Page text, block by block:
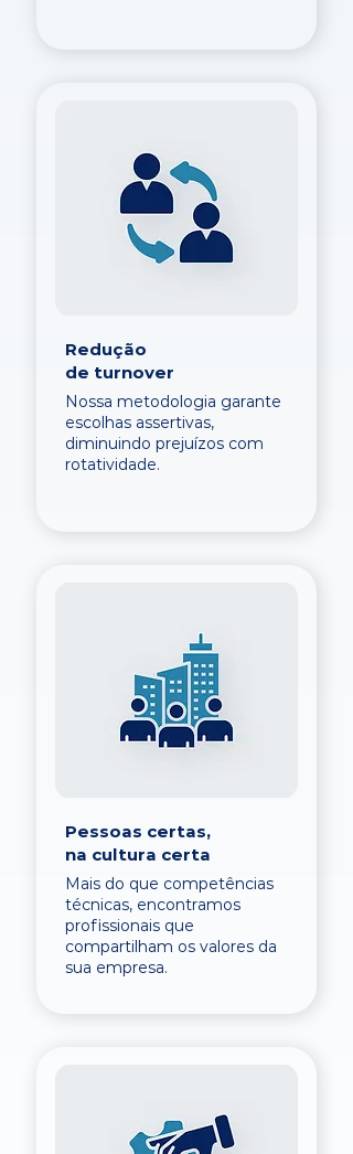
Redução
de turnover
Nossa metodologia garante
escolhas assertivas,
diminuindo prejuízos com
rotatividade.
Pessoas certas,
na cultura certa
Mais do que competências
técnicas, encontramos
profissionais que
compartilham os valores da
sua empresa.